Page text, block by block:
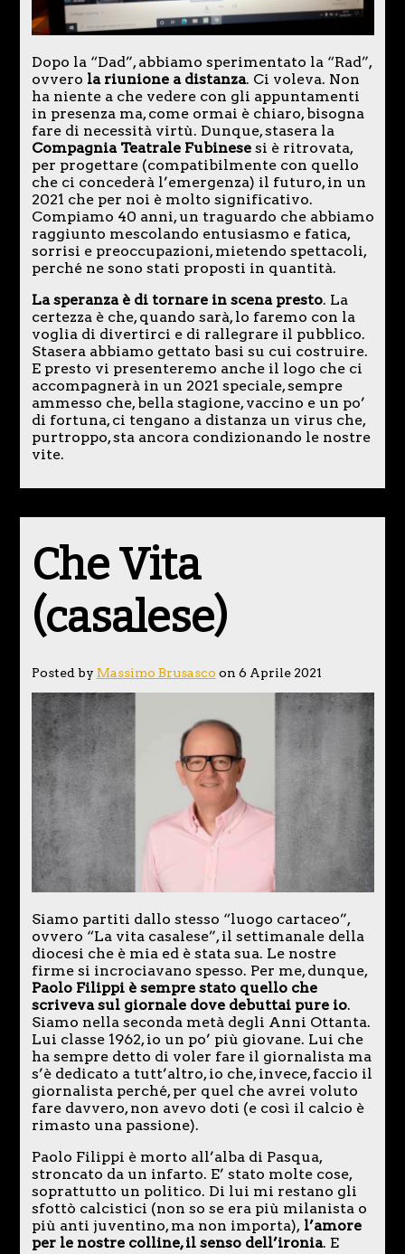
Dopo la “Dad”, abbiamo sperimentato la “Rad”,
ovvero la riunione a distanza. Ci voleva. Non
ha niente a che vedere con gli appuntamenti
in presenza ma, come ormai è chiaro, bisogna
fare di necessità virtù. Dunque, stasera la
Compagnia Teatrale Fubinesesi è ritrovata,
per progettare (compatibilmente con quello
che ci concederà l’emergenza) il futuro, in un
2021 che per noi è molto significativo.
Compiamo 40 anni, un traguardo che abbiamo
raggiunto mescolando entusiasmo e fatica,
sorrisi e preoccupazioni, mietendo spettacoli,
perché ne sono stati proposti in quantità.
La speranza è di tornare in scena presto. La
certezza è che, quando sarà, lo faremo con la
voglia di divertirci e di rallegrare il pubblico.
Stasera abbiamo gettato basi su cui costruire.
E presto vi presenteremo anche il logo che ci
accompagnerà in un 2021 speciale, sempre
ammesso che, bella stagione, vaccino e un po’
di fortuna, ci tengano a distanza un virus che,
purtroppo, sta ancora condizionando le nostre
vite.
Che Vita
(casalese)
Posted by Massimo Brusasco on 6 Aprile 2021
Siamo partiti dallo stesso “luogo cartaceo”,
ovvero “La vita casalese”, il settimanale della
diocesi che è mia ed è stata sua. Le nostre
firme si incrociavano spesso. Per me, dunque,
Paolo Filippi è sempre stato quello che
scriveva sul giornale dove debuttai pure io.
Siamo nella seconda metà degli Anni Ottanta.
Lui classe 1962, io un po’ più giovane. Lui che
ha sempre detto di voler fare il giornalista ma
s’è dedicato a tutt’altro, io che, invece, faccio il
giornalista perché, per quel che avrei voluto
fare davvero, non avevo doti (e così il calcio è
rimasto una passione).
Paolo Filippi è morto all’alba di Pasqua,
stroncato da un infarto. E’ stato molte cose,
soprattutto un politico. Di lui mi restano gli
sfottò calcistici (non so se era più milanista o
più anti juventino, ma non importa),l’amore
per le nostre colline, il senso dell’ironia. E